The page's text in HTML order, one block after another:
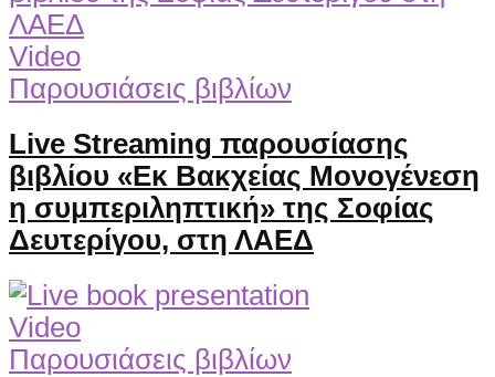
Video
Παρουσιάσεις βιβλίων
Live Streaming παρουσίασης
βιβλίου «Εκ Βακχείας Μονογένεση
η συμπεριληπτική» της Σοφίας
Δευτερίγου, στη ΛΑΕΔ
Video
Παρουσιάσεις βιβλίων